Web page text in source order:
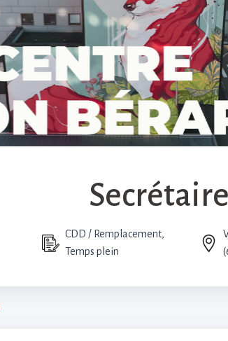
CDD / Remplacement,
Temps plein